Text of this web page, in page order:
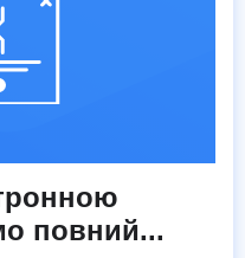
повний...